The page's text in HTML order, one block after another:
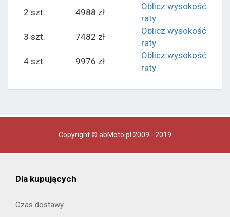
2 szt.
4988 zł
Oblicz wysokość
raty
3 szt.
7482 zł
Oblicz wysokość
raty
4 szt.
9976 zł
Oblicz wysokość
raty
Copyright © abMoto.pl 2009 - 2019
Dla kupujących
Czas dostawy